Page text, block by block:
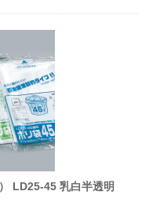
LD25-45 乳白半透明